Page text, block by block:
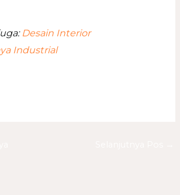
Desain Interior
Industrial